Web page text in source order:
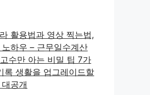
활용법과 영상 찍는법,
하우 – 근무일수계산
수만 아는 비밀 팁 7가
록 생활을 업그레이드할
공개